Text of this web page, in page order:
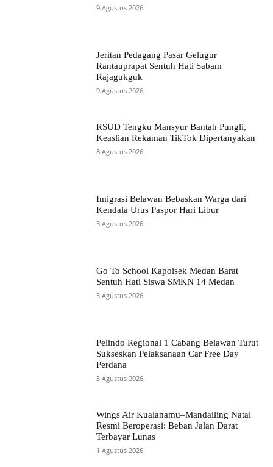
9 Agustus 2026
Jeritan Pedagang Pasar Gelugur
Rantauprapat Sentuh Hati Sabam
Rajagukguk
9 Agustus 2026
RSUD Tengku Mansyur Bantah Pungli,
Keaslian Rekaman TikTok Dipertanyakan
8 Agustus 2026
Imigrasi Belawan Bebaskan Warga dari
Kendala Urus Paspor Hari Libur
3 Agustus 2026
Go To School Kapolsek Medan Barat
Sentuh Hati Siswa SMKN 14 Medan
3 Agustus 2026
Pelindo Regional 1 Cabang Belawan Turut
Sukseskan Pelaksanaan Car Free Day
Perdana
3 Agustus 2026
Wings Air Kualanamu–Mandailing Natal
Resmi Beroperasi: Beban Jalan Darat
Terbayar Lunas
1 Agustus 2026